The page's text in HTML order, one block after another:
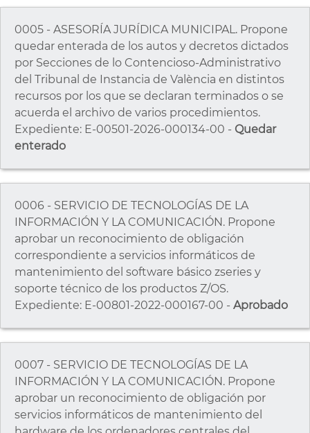
0005 - ASESORÍA JURÍDICA MUNICIPAL. Propone
quedar enterada de los autos y decretos dictados
por Secciones de lo Contencioso-Administrativo
del Tribunal de Instancia de València en distintos
recursos por los que se declaran terminados o se
acuerda el archivo de varios procedimientos.
Expediente: E-00501-2026-000134-00 - Quedar
enterado
0006 - SERVICIO DE TECNOLOGÍAS DE LA
INFORMACIÓN Y LA COMUNICACIÓN. Propone
aprobar un reconocimiento de obligación
correspondiente a servicios informáticos de
mantenimiento del software básico zseries y
soporte técnico de los productos Z/OS.
Expediente: E-00801-2022-000167-00 - Aprobado
0007 - SERVICIO DE TECNOLOGÍAS DE LA
INFORMACIÓN Y LA COMUNICACIÓN. Propone
aprobar un reconocimiento de obligación por
servicios informáticos de mantenimiento del